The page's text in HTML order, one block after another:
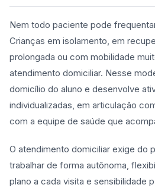
Nem todo paciente pode
Crianças em isolamento, em
prolongada ou com mobilidade
atendimento domiciliar. Nesse
domicílio do aluno e desenvolve
individualizadas, em articulação
com a equipe de saúde que
O atendimento domiciliar exige do
trabalhar de forma autônoma,
plano a cada visita e sensibilidade